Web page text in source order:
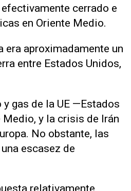
cerrado e
en Oriente Medio.
era aproximadamente un
entre Estados Unidos,
gas de la UE —Estados
y la crisis de Irán
No obstante, ⁠las
escasez de